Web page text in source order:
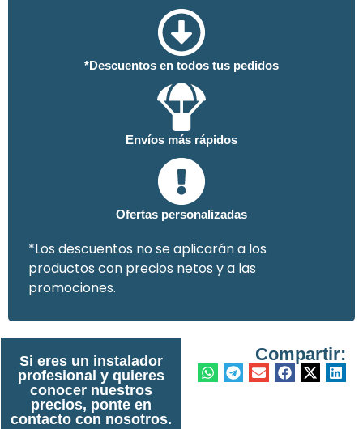
*Descuentos en todos tus pedidos
Envíos más rápidos
Ofertas personalizadas
*Los descuentos no se aplicarán a los
productos con precios netos y a las
promociones.
Si eres un instalador
profesional y quieres
conocer nuestros
precios, ponte en
contacto con nosotros.
Compartir: